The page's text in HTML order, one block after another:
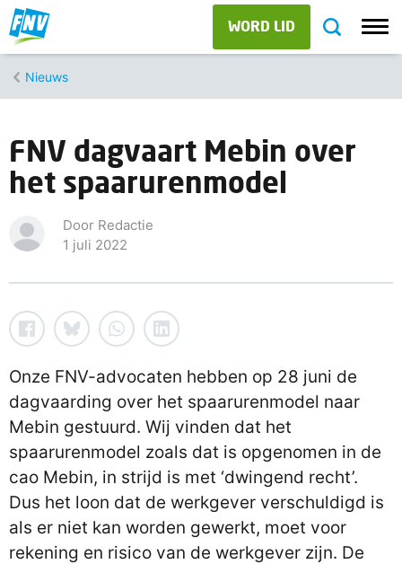
WORD LID
Nieuws
FNV dagvaart Mebin over
het spaarurenmodel
Door Redactie
1 juli 2022
Onze FNV-advocaten hebben op 28 juni de
dagvaarding over het spaarurenmodel naar
Mebin gestuurd. Wij vinden dat het
spaarurenmodel zoals dat is opgenomen in de
cao Mebin, in strijd is met ‘dwingend recht’.
Dus het loon dat de werkgever verschuldigd is
als er niet kan worden gewerkt, moet voor
rekening en risico van de werkgever zijn. De